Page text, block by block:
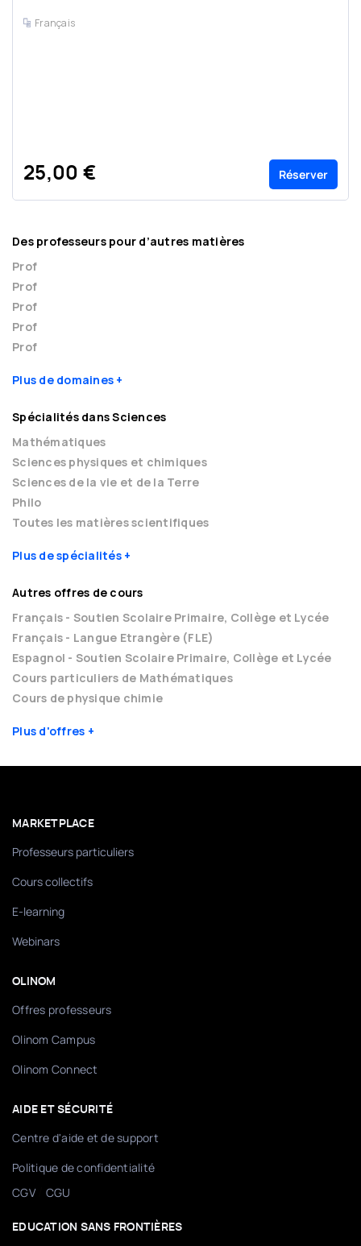
Français
25,00 € Réserver
Des professeurs pour d’autres matières
Prof
Prof
Prof
Prof
Prof
Plus de domaines
Spécialités dans Sciences
Mathématiques
Sciences physiques et chimiques
Sciences de la vie et de la Terre
Philo
Toutes les matières scientifiques
Plus de spécialités
Autres offres de cours
Français - Soutien Scolaire Primaire, Collège et Lycée
Français - Langue Etrangère (FLE)
Espagnol - Soutien Scolaire Primaire, Collège et Lycée
Cours particuliers de Mathématiques
Cours de physique chimie
Plus d'offres
MARKETPLACE
Professeurs particuliers
Cours collectifs
E-learning
Webinars
OLINOM
Offres professeurs
Olinom Campus
Olinom Connect
AIDE ET SÉCURITÉ
Centre d'aide et de support
Politique de confidentialité
CGV/ CGU
EDUCATION SANS FRONTIÈRES